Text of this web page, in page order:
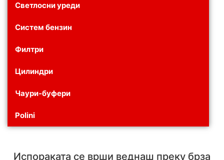
Светлосни уреди
Систем бензин
Филтри
Цилиндри
Чаури-буфери
Polini
Испораката се врши веднаш преку брза